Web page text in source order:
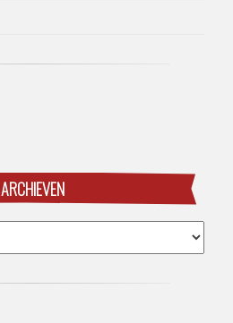
ARCHIEVEN